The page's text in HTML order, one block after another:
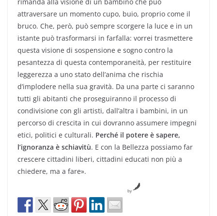
attraversare un momento cupo, buio, proprio come il
bruco. Che, però, può sempre scorgere la luce e in un
istante può trasformarsi in farfalla: vorrei trasmettere
questa visione di sospensione e sogno contro la
pesantezza di questa contemporaneità, per restituire
leggerezza a uno stato dell’anima che rischia
d’implodere nella sua gravità. Da una parte ci saranno
tutti gli abitanti che proseguiranno il processo di
condivisione con gli artisti, dall’altra i bambini, in un
percorso di crescita in cui dovranno assumere impegni
etici, politici e culturali. Perché il potere è sapere,
l’ignoranza è schiavitù. E con la Bellezza possiamo far
crescere cittadini liberi, cittadini educati non più a
chiedere, ma a fare».
by